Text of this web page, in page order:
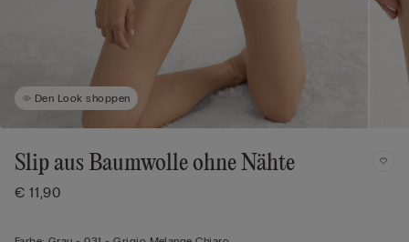
Den Look shoppen
Slip aus Baumwolle ohne Nähte
€ 11,90